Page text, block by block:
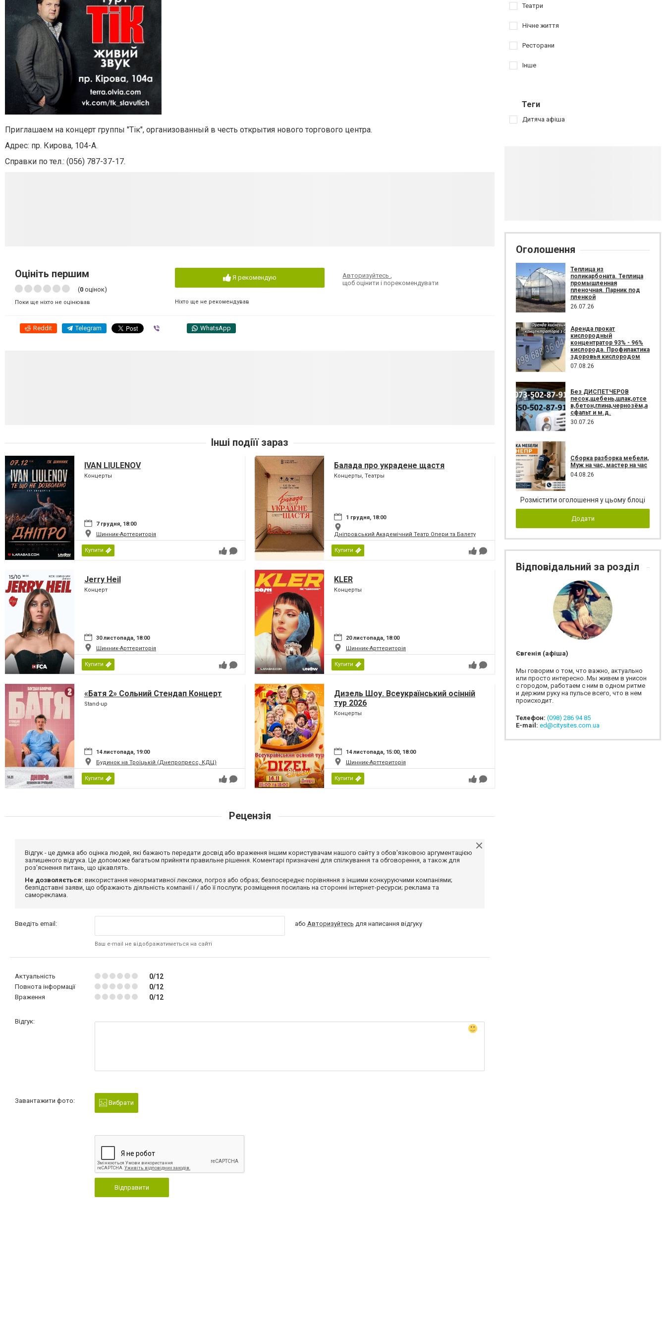
Приглашаем на концерт группы "Тік", организованный в честь открытия нового торгового центра.
Адрес: пр. Кирова, 104-А.
Справки по тел.: (056) 787-37-17.
Оцініть першим
(0 оцінок)
Поки ще ніхто не оцінював
Я рекомендую
Ніхто ще не рекомендував
Авторизуйтесь
щоб оцінити і порекомендувати
Reddit Telegram WhatsApp
Інші подіїї зараз
IVAN LIULENOV
Концерты
7 грудня, 18:00
Шинник-Арттериторія
Купити
Балада про украдене щастя
Концерты, Театры
1 грудня, 18:00
Дніпровський Академічний Театр Опери та Балету
Купити
Jerry Heil
Концерт
30 листопада, 18:00
Шинник-Арттериторія
Купити
KLER
Концерты
20 листопада, 18:00
Шинник-Арттериторія
Купити
«Батя 2» Сольний Стендап Концерт
Stand-up
14 листопада, 19:00
Будинок на Троїцькій (Днепропресс, КДЦ)
Купити
Дизель Шоу. Всеукраїнський осінній
тур 2026
Концерты
14 листопада, 15:00, 18:00
Шинник-Арттериторія
Купити
Рецензія
Відгук - це думка або оцінка людей, які бажають передати досвід або враження іншим користувачам нашого сайту з обов'язковою аргументацією
залишеного відгука. Це допоможе багатьом прийняти правильне рішення. Коментарі призначені для спілкування та обговорення, а також для
роз'яснення питань, що цікавлять.
Не дозволяється: використання ненормативної лексики, погроз або образ; безпосереднє порівняння з іншими конкуруючими компаніями;
безпідставні заяви, що ображають діяльність компанії і / або її послуги; розміщення посилань на сторонні інтернет-ресурси; реклама та
самореклама.
Введіть email:
Ваш e-mail не відображатиметься на сайті
або Авторизуйтесь для написання відгуку
Актуальність 0/12
Повнота інформації 0/12
Враження 0/12
Відгук:
Завантажити фото: Вибрати
Відправити
Театри
Нічне життя
Ресторани
Інше
Теги
Дитяча афіша
Оголошення
Теплица из
поликарбоната. Теплица
промышленная
пленочная. Парник под
пленкой
26.07.26
Аренда прокат
кислородный
концентратор 93% - 96%
кислорода. Профилактика
здоровья кислородом
07.08.26
Без ДИСПЕТЧЕРОВ
песок,щебень,шлак,отсе
в,бетон,глина,чернозём,а
сфальт и м.д.
30.07.26
Сборка разборка мебели,
Муж на час, мастер на час
04.08.26
Розмістити оголошення у цьому блоці
Додати
Відповідальний за розділ
Євгенія (афіша)
Мы говорим о том, что важно, актуально
или просто интересно. Мы живем в унисон
с городом, работаем с ним в одном ритме
и держим руку на пульсе всего, что в нем
происходит.
Телефон: (098) 286 94 85
E-mail: ed@citysites.com.ua